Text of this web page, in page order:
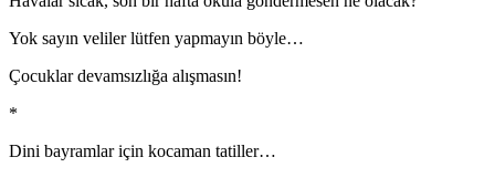
Yok sayın veliler lütfen yapmayın böyle…
Çocuklar devamsızlığa alışmasın!
*
Dini bayramlar için kocaman tatiller…